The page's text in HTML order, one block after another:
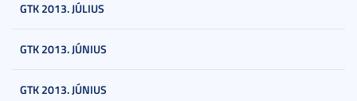
GTK 2013. JÚLIUS
GTK 2013. JÚNIUS
GTK 2013. JÚNIUS